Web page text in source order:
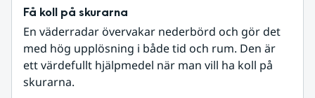
Få koll på skurarna
En väderradar övervakar nederbörd och gör det
med hög upplösning i både tid och rum. Den är
ett värdefullt hjälpmedel när man vill ha koll på
skurarna.